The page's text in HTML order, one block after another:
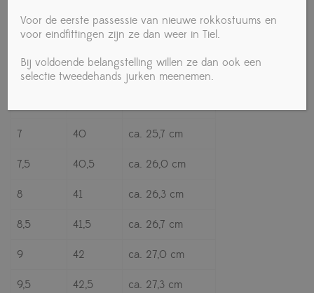
UK maat EU maat
38,5
6 39 ca. 25,0 cm
7 40 ca. 25,7 cm
7,5 40,5 ca. 26,0 cm
8 41 ca. 26,3 cm
8,5 41,5 ca. 26,7 cm
9 42 ca. 27,0 cm
9,5 42,5 ca. 27,3 cm
Voor de eerste passessie van nieuwe rokkostuums en
voor eindfittingen zijn ze dan weer in Tiel.
Bij voldoende belangstelling willen ze dan ook een
selectie tweedehands jurken meenemen.